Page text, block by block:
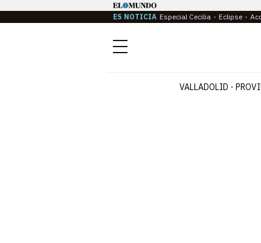
ES NOTICIA Especial Cecilia Eclipse
Menú
VALLADOLID